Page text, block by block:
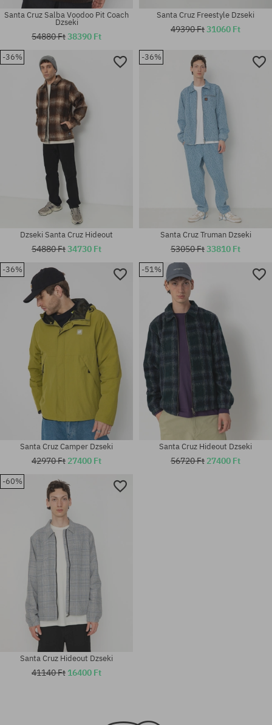
Elérhető méretek:
Elérhető méretek:
Elérhető méretek:
M; L; XL
Santa Cruz Salba Voodoo Pit Coach
Dzseki
54880 Ft38390 Ft
Elérhető méretek:
Santa Cruz Freestyle Dzseki
49390 Ft31060 Ft
-36%
Elérhető méretek:
Dzseki Santa Cruz Hideout
54880 Ft34730 Ft
-36%
Santa Cruz Truman Dzseki
53050 Ft33810 Ft
-36%
Santa Cruz Camper Dzseki
42970 Ft 27400 Ft
-51%
Santa Cruz Hideout Dzseki
56720 Ft 27400 Ft
-60%
Santa Cruz Hideout Dzseki
41140 Ft 16400 Ft